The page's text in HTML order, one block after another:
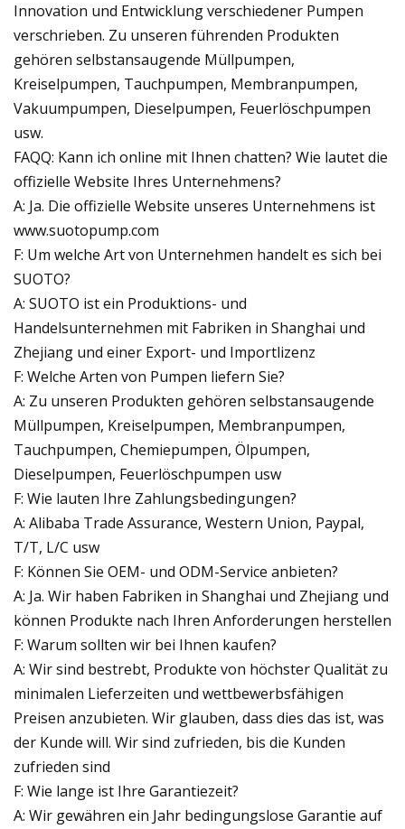
Innovation und Entwicklung verschiedener Pumpen
verschrieben. Zu unseren führenden Produkten
gehören selbstansaugende Müllpumpen,
Kreiselpumpen, Tauchpumpen, Membranpumpen,
Vakuumpumpen, Dieselpumpen, Feuerlöschpumpen
usw.
FAQQ: Kann ich online mit Ihnen chatten? Wie lautet die
offizielle Website Ihres Unternehmens?
A: Ja. Die offizielle Website unseres Unternehmens ist
www.suotopump.com
F: Um welche Art von Unternehmen handelt es sich bei
SUOTO?
A: SUOTO ist ein Produktions- und
Handelsunternehmen mit Fabriken in Shanghai und
Zhejiang und einer Export- und Importlizenz
F: Welche Arten von Pumpen liefern Sie?
A: Zu unseren Produkten gehören selbstansaugende
Müllpumpen, Kreiselpumpen, Membranpumpen,
Tauchpumpen, Chemiepumpen, Ölpumpen,
Dieselpumpen, Feuerlöschpumpen usw
F: Wie lauten Ihre Zahlungsbedingungen?
A: Alibaba Trade Assurance, Western Union, Paypal,
T/T, L/C usw
F: Können Sie OEM- und ODM-Service anbieten?
A: Ja. Wir haben Fabriken in Shanghai und Zhejiang und
können Produkte nach Ihren Anforderungen herstellen
F: Warum sollten wir bei Ihnen kaufen?
A: Wir sind bestrebt, Produkte von höchster Qualität zu
minimalen Lieferzeiten und wettbewerbsfähigen
Preisen anzubieten. Wir glauben, dass dies das ist, was
der Kunde will. Wir sind zufrieden, bis die Kunden
zufrieden sind
F: Wie lange ist Ihre Garantiezeit?
A: Wir gewähren ein Jahr bedingungslose Garantie auf